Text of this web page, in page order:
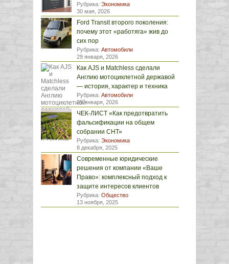
Рубрика: Экономика
30 мая, 2026
Ford Transit второго поколения:
почему этот «работяга» жив до
сих пор
Рубрика: Автомобили
29 января, 2026
Как AJS и Matchless сделали
Англию мотоциклетной державой
— история, характер и техника
Рубрика: Автомобили
29 января, 2026
ЧЕК-ЛИСТ «Как предотвратить
фальсификации на общем
собрании СНТ»
Рубрика: Экономика
8 декабря, 2025
Современные юридические
решения от компании «Ваше
Право»: комплексный подход к
защите интересов клиентов
Рубрика: Общество
13 ноября, 2025